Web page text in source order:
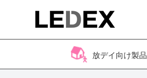
放デイ向け製品